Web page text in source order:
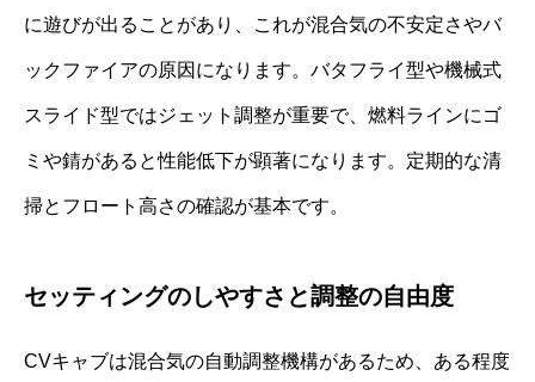
に遊びが出ることがあり、これが混合気の不安定さやバ
ックファイアの原因になります。バタフライ型や機械式
スライド型ではジェット調整が重要で、燃料ラインにゴ
ミや錆があると性能低下が顕著になります。定期的な清
掃とフロート高さの確認が基本です。
セッティングのしやすさと調整の自由度
CVキャブは混合気の自動調整機構があるため、ある程度